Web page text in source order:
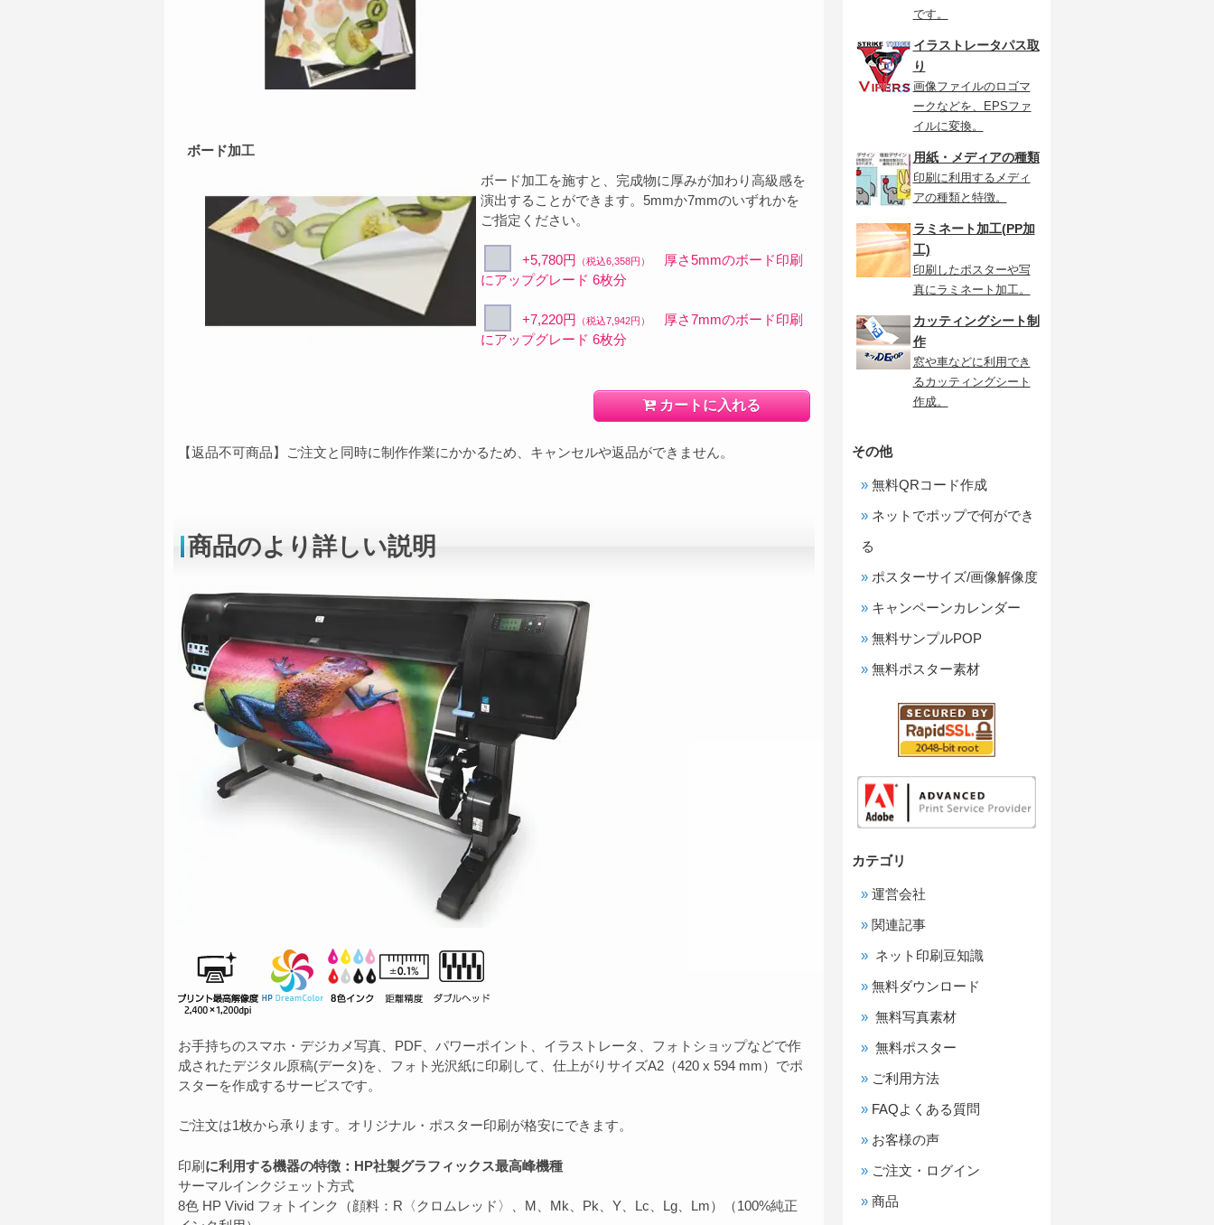
ボード加工
ボード加工を施すと、完成物に厚みが加わり高級感を
演出することができます。5mmか7mmのいずれかを
ご指定ください。
+5,780円 （税込6,358円）
厚さ5mmのボード印刷
にアップグレード 6枚分
+7,220円 （税込7,942円）
厚さ7mmのボード印刷
にアップグレード 6枚分
カートに入れる
【返品不可商品】ご注文と同時に制作作業にかかるため、キャンセルや返品ができません。
商品のより詳しい説明
お手持ちのスマホ・デジカメ写真、PDF、パワーポイント、イラストレータ、フォトショップなどで作
成されたデジタル原稿(データ)を、フォト光沢紙に印刷して、仕上がりサイズA2（420 x 594 mm）でポ
スターを作成するサービスです。
ご注文は1枚から承ります。オリジナル・ポスター印刷が格安にできます。
印刷 に利用する機器の特徴：HP社製グラフィックス最高峰機種
サーマルインクジェット方式
8色 HP Vivid フォトインク（顔料：R〈クロムレッド〉、M、Mk、Pk、Y、Lc、Lg、Lm）（100%純正
です。
イラストレータパス取
り
画像ファイルのロゴマ
ークなどを、EPSファ
イルに変換。
用紙・メディアの種類
印刷に利用するメディ
アの種類と特徴。
ラミネート加工(PP加
工)
印刷したポスターや写
真にラミネート加工。
カッティングシート制
作
窓や車などに利用でき
るカッティングシート
作成。
その他
無料QRコード作成
ネットでポップで何ができ
る
ポスターサイズ/画像解像度
キャンペーンカレンダー
無料サンプルPOP
無料ポスター素材
カテゴリ
運営会社
関連記事
ネット印刷豆知識
無料ダウンロード
無料写真素材
無料ポスター
ご利用方法
FAQよくある質問
お客様の声
ご注文・ログイン
商品